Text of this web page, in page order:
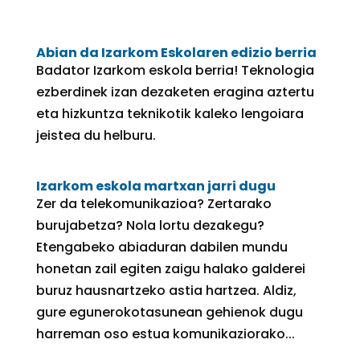
Abian da Izarkom Eskolaren edizio berria
Badator Izarkom eskola berria! Teknologia
ezberdinek izan dezaketen eragina aztertu
eta hizkuntza teknikotik kaleko lengoiara
jeistea du helburu.
Izarkom eskola martxan jarri dugu
Zer da telekomunikazioa? Zertarako
burujabetza? Nola lortu dezakegu?
Etengabeko abiaduran dabilen mundu
honetan zail egiten zaigu halako galderei
buruz hausnartzeko astia hartzea. Aldiz,
gure egunerokotasunean gehienok dugu
harreman oso estua komunikaziorako...